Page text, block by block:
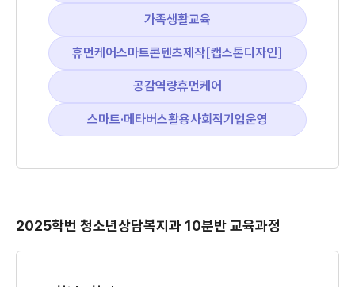
가족생활교육
휴먼케어스마트콘텐츠제작[캡스톤디자인]
공감역량휴먼케어
스마트·메타버스활용사회적기업운영
2025학번 청소년상담복지과 10분반 교육과정